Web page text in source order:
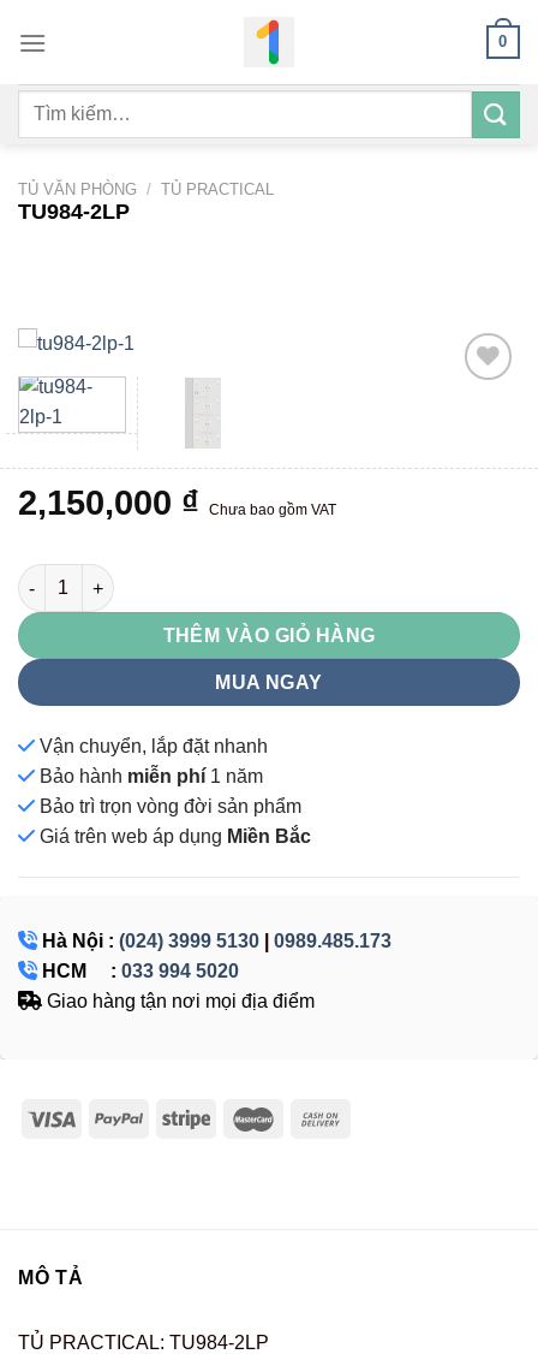
qua
dung
0
Tìm
TỦ VĂN PHÒNG / TỦ PRACTICAL
TU984-2LP
wishlist
2,150,000 ₫ Chưa bao gồm VAT
TU984-2LP số lượng
THÊM VÀO GIỎ HÀNG
MUA NGAY
Vận chuyển, lắp đặt nhanh
Bảo hành miễn phí 1 năm
Bảo trì trọn vòng đời sản phẩm
Giá trên web áp dụng Miền Bắc
Hà Nội : (024) 3999 5130
0989.485.173
HCM : 033 994 5020
Giao hàng tận nơi mọi địa điểm
MÔ TẢ
TỦ PRACTICAL: TU984-2LP